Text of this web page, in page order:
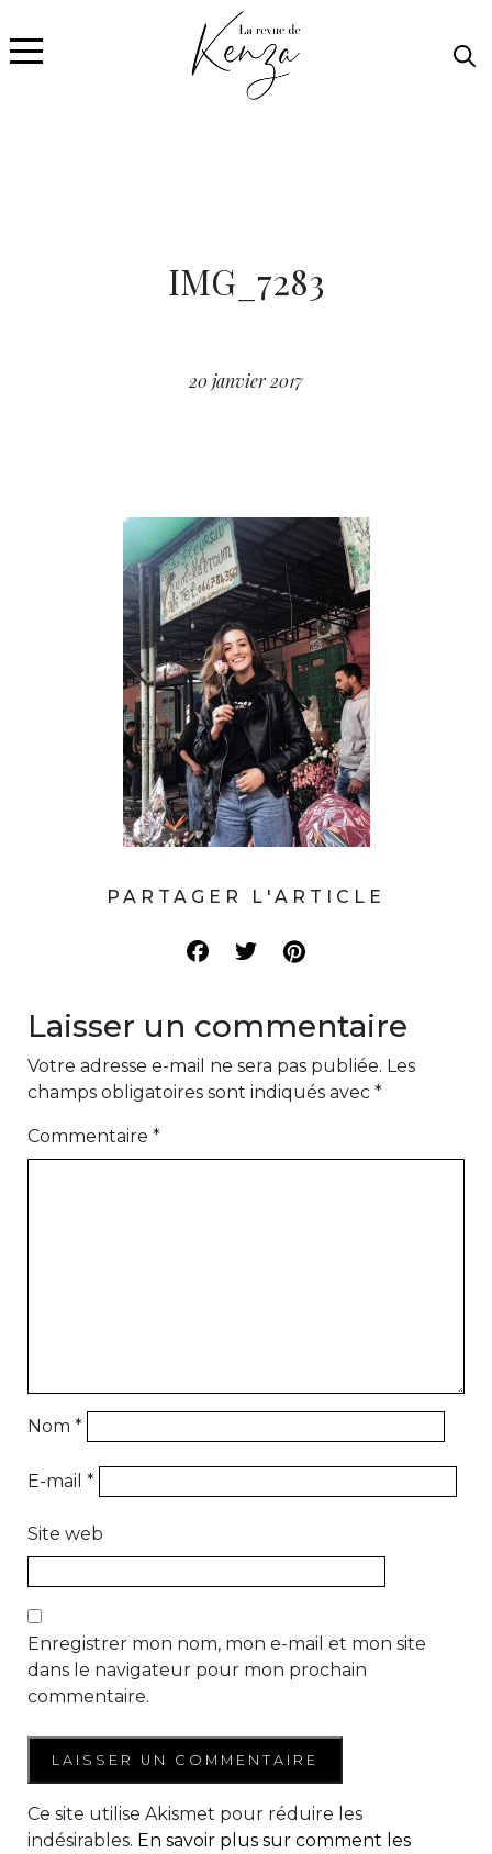
IMG_7283
20 janvier 2017
PARTAGER L'ARTICLE
Laisser un commentaire
Votre adresse e-mail ne sera pas publiée. Les
champs obligatoires sont indiqués avec *
Commentaire *
Nom *
E-mail *
Site web
Enregistrer mon nom, mon e-mail et mon site
dans le navigateur pour mon prochain
commentaire.
Ce site utilise Akismet pour réduire les
indésirables. En savoir plus sur comment les